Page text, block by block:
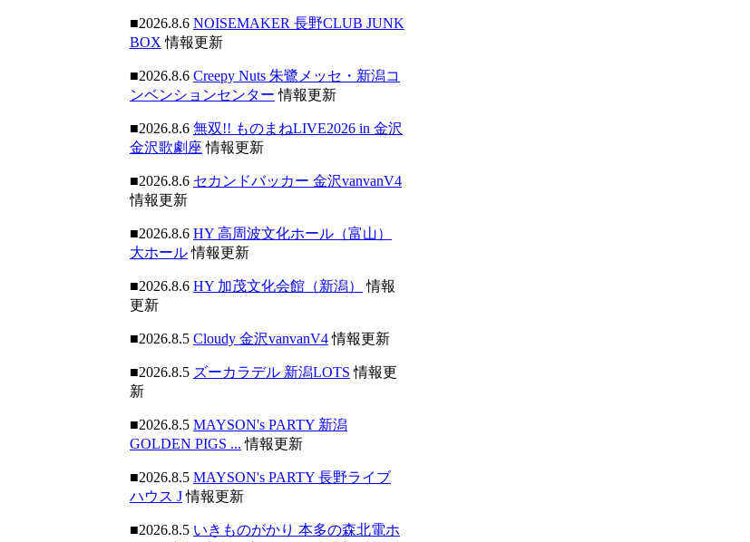
■2026.8.6 NOISEMAKER 長野CLUB JUNK
BOX 情報更新
■2026.8.6 Creepy Nuts 朱鷺メッセ・新潟コ
ンベンションセンター 情報更新
■2026.8.6 無双!! ものまねLIVE2026 in 金沢
金沢歌劇座 情報更新
■2026.8.6 セカンドバッカー 金沢vanvanV4
情報更新
■2026.8.6 HY 高周波文化ホール（富山）
大ホール情報更新
■2026.8.6 HY 加茂文化会館（新潟）
情報
更新
■2026.8.5 Cloudy 金沢vanvanV4情報更新
■2026.8.5 ズーカラデル 新潟LOTS 情報更
新
■2026.8.5 MAYSON's PARTY 新潟
GOLDEN PIGS ... 情報更新
■2026.8.5 MAYSON's PARTY 長野ライブ
ハウス J情報更新
■2026.8.5 いきものがかり 本多の森北電ホ